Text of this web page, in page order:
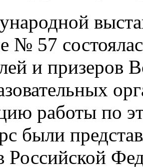
№ 57
и призеров
работы по
были
Российской